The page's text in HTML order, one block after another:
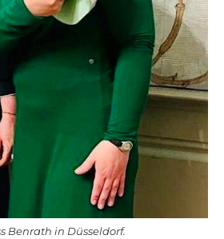
Benrath in Düsseldorf.